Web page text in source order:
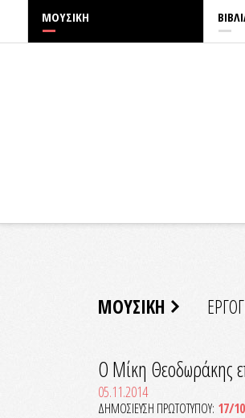
ΜΟΥΣΙΚΗ
ΜΟΥΣΙΚΗ
Ο Μίκη Θεοδωράκης
05.11.2014
ΔΗΜΟΣΙΕΥΣΗ ΠΡΩΤΟΤΥΠΟΥ: 17/